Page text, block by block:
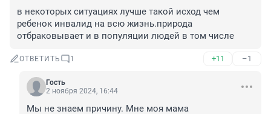
в некоторых ситуациях лучше такой исход чем
ребенок инвалид на всю жизнь.природа
отбраковывает и в популяции людей в том числе
ОТВЕТИТЬ 1 +11 –1
Гость
2 ноября 2024, 16:44
Мы не знаем причину. Мне моя мама